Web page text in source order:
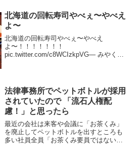
北海道の回転寿司やべぇ〜やべえ
よ〜
北海道の回転寿司やべぇ〜やべえ
よ〜！！！！！！！
pic.twitter.com/c8WCIzkpVG— みやく＠
法律事務所でペットボトルが採用
されていたので 「流石人権配
慮！」と思ったら
最近の会社は来客や会議に「お茶くみ」
を廃止してペットボトルを出すところも
多い社員全員「お茶くみ要員ではない」